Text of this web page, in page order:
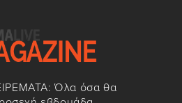
Όλα όσα θα